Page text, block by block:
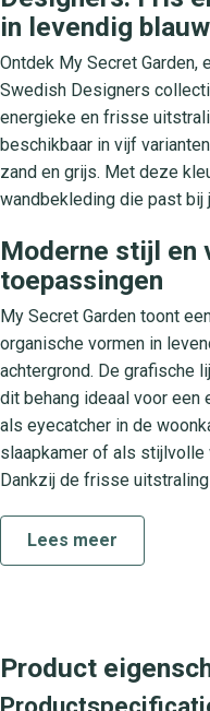
in levendig blauw
Ontdek My Secret Garden,
Swedish Designers
energieke en frisse
beschikbaar in vijf
zand en grijs. Met deze
wandbekleding die past
Moderne stijl en
toepassingen
My Secret Garden toont
organische vormen in
achtergrond. De grafische
dit behang ideaal voor een
als eyecatcher in de
slaapkamer of als stijlvolle
Dankzij de frisse
Over de Swedish
uit deze serie is zorgvuldig
toonaangevende
Lees meer
Product